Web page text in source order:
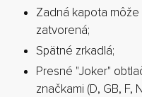
Zadná kapota
zatvorená;
Spätné zrkadlá;
Presné "Joker"
značkami (D, GB, F,